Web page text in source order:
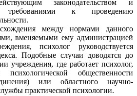
законодательством и
требованиями к проведению
между нормами данного
вменяемыми ему администрацией
психолог руководствуется
Подобные случаи доводятся до
учреждения, где работает психолог,
общественности
или областного научно-
практической психологии.